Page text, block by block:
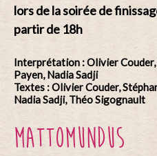
lors de la soirée de
partir de 18h
Interprétation : Olivier
Payen, Nadia Sadji
Textes : Olivier Couder,
Nadia Sadji, Théo Sigognault
MATTOMUNDUS